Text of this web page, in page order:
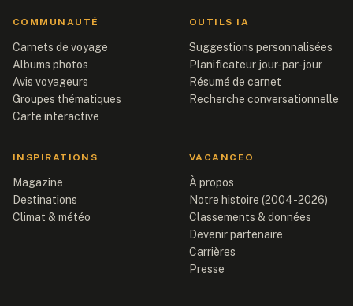
COMMUNAUTÉ
Carnets de voyage
Albums photos
Avis voyageurs
Groupes thématiques
Carte interactive
OUTILS IA
Suggestions personnalisées
Planificateur jour-par-jour
Résumé de carnet
Recherche conversationnelle
INSPIRATIONS
Magazine
Destinations
Climat & météo
VACANCEO
À propos
Notre histoire (2004-2026)
Classements & données
Devenir partenaire
Carrières
Presse